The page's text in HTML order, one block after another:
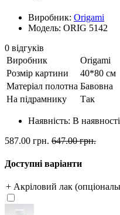
Виробник: Origami
Модель: ORIG 5142
0 відгуків
Виробник
Origami
Розмір картини
40*80 см
Матеріал полотна Бавовна
На підрамнику
Так
Наявність: В наявності
587.00 грн. 647.00 грн.
Доступні варіанти
+ Акріловий лак